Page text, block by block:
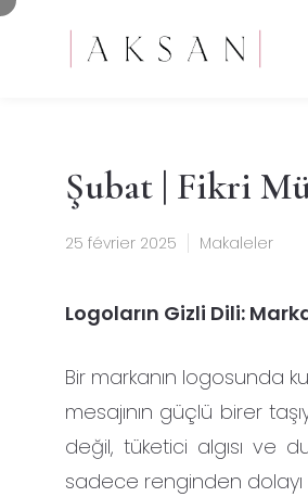
Şubat | Fikri
25 février 2025 Makaleler
Logoların Gizli Dili:
Bir markanın logosunda
mesajının güçlü birer
değil, tüketici algısı ve
sadece renginden dolayı